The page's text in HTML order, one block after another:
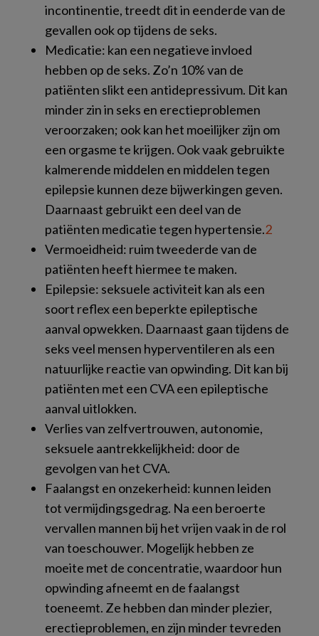
incontinentie, treedt dit in eenderde van de
gevallen ook op tijdens de seks.
Medicatie: kan een negatieve invloed
hebben op de seks. Zo’n 10% van de
patiënten slikt een antidepressivum. Dit kan
minder zin in seks en erectieproblemen
veroorzaken; ook kan het moeilijker zijn om
een orgasme te krijgen. Ook vaak gebruikte
kalmerende middelen en middelen tegen
epilepsie kunnen deze bijwerkingen geven.
Daarnaast gebruikt een deel van de
patiënten medicatie tegen hypertensie.2
Vermoeidheid: ruim tweederde van de
patiënten heeft hiermee te maken.
Epilepsie: seksuele activiteit kan als een
soort reflex een beperkte epileptische
aanval opwekken. Daarnaast gaan tijdens de
seks veel mensen hyperventileren als een
natuurlijke reactie van opwinding. Dit kan bij
patiënten met een CVA een epileptische
aanval uitlokken.
Verlies van zelfvertrouwen, autonomie,
seksuele aantrekkelijkheid: door de
gevolgen van het CVA.
Faalangst en onzekerheid: kunnen leiden
tot vermijdingsgedrag. Na een beroerte
vervallen mannen bij het vrijen vaak in de rol
van toeschouwer. Mogelijk hebben ze
moeite met de concentratie, waardoor hun
opwinding afneemt en de faalangst
toeneemt. Ze hebben dan minder plezier,
erectieproblemen, en zijn minder tevreden